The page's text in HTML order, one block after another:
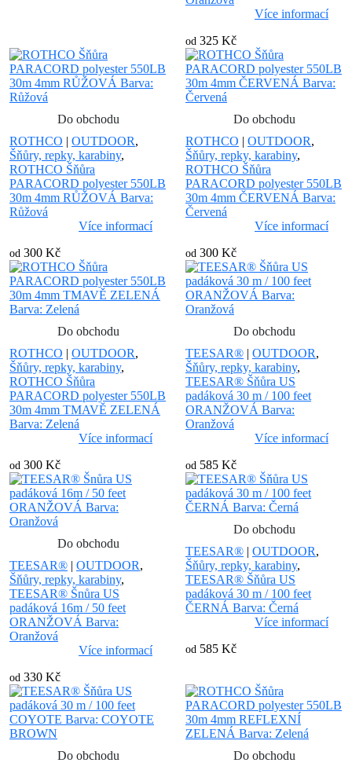
Více informací
od 325 Kč
Do obchodu
ROTHCO | OUTDOOR,
Šňůry, repky, karabiny,
ROTHCO Šňůra
PARACORD polyester 550LB
30m 4mm RŮŽOVÁ Barva:
Růžová
Více informací
od 300 Kč
Do obchodu
ROTHCO | OUTDOOR,
Šňůry, repky, karabiny,
ROTHCO Šňůra
PARACORD polyester 550LB
30m 4mm ČERVENÁ Barva:
Červená
Více informací
od 300 Kč
Do obchodu
ROTHCO | OUTDOOR,
Šňůry, repky, karabiny,
ROTHCO Šňůra
PARACORD polyester 550LB
30m 4mm TMAVĚ ZELENÁ
Barva: Zelená
Více informací
od 300 Kč
Do obchodu
TEESAR® | OUTDOOR,
Šňůry, repky, karabiny,
TEESAR® Šňůra US
padáková 30 m / 100 feet
ORANŽOVÁ Barva:
Oranžová
Více informací
od 585 Kč
Do obchodu
TEESAR® | OUTDOOR,
Šňůry, repky, karabiny,
TEESAR® Šnůra US
padáková 16m / 50 feet
ORANŽOVÁ Barva:
Oranžová
Více informací
od 330 Kč
Do obchodu
TEESAR® | OUTDOOR,
Šňůry, repky, karabiny,
TEESAR® Šňůra US
padáková 30 m / 100 feet
ČERNÁ Barva: Černá
Více informací
od 585 Kč
Do obchodu
Do obchodu